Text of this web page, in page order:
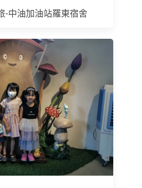
-中油加油站羅東宿舍